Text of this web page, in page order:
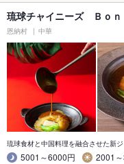
琉球チャイニーズ Ｂｏ
恩納村 中華
琉球食材と中国料理を融合させた新
5001～6000円
2001